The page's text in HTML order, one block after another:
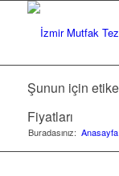
Şunun için
Fiyatları
Buradasınız: Anasayfa